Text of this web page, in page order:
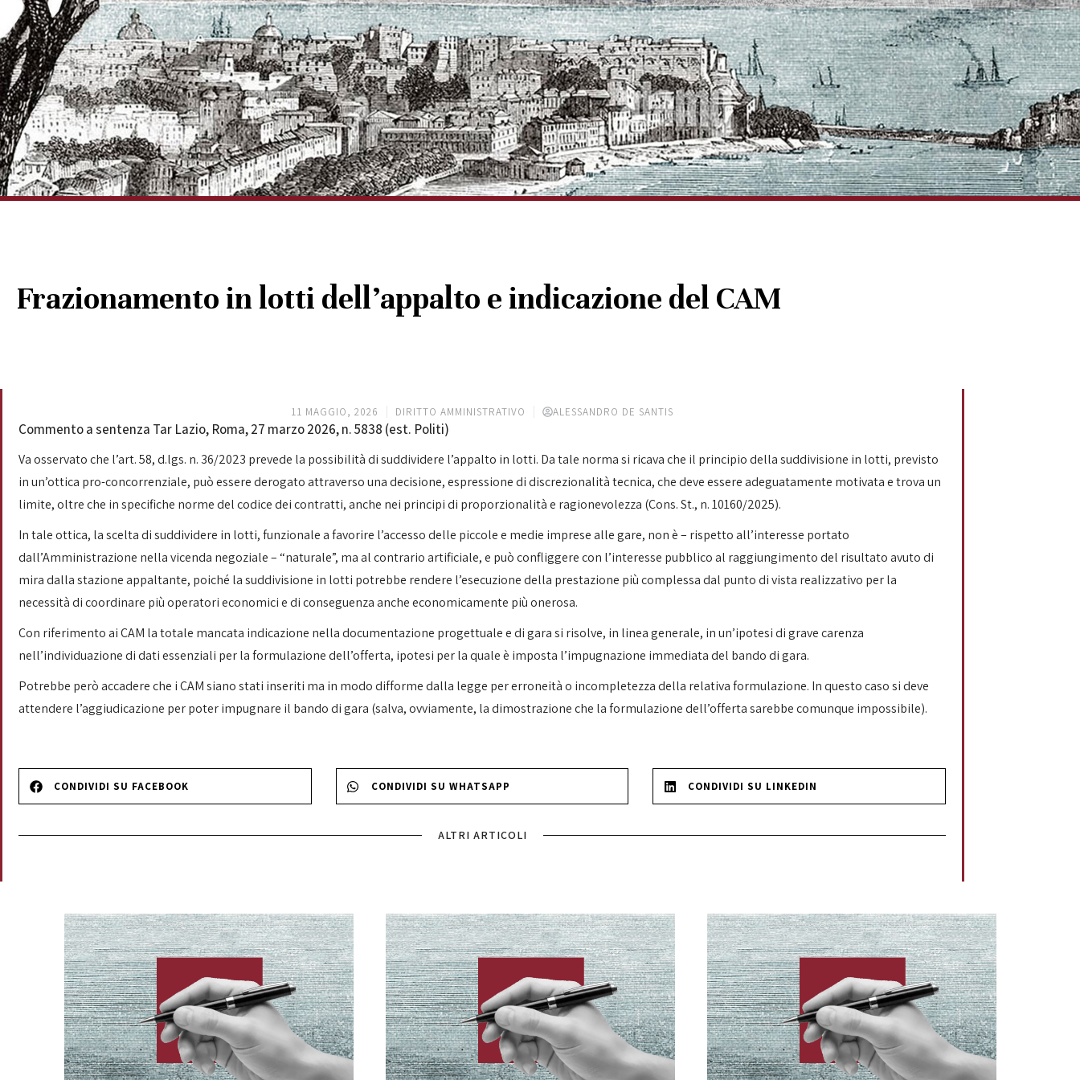
Frazionamento in lotti dell’appalto e indicazione del CAM
11 MAGGIO, 2026 DIRITTO AMMINISTRATIVO ALESSANDRO DE SANTIS
Commento a sentenza Tar Lazio, Roma, 27 marzo 2026, n. 5838 (est. Politi)
Va osservato che l’art. 58, d.lgs. n. 36/2023 prevede la possibilità di suddividere l’appalto in lotti. Da tale norma si ricava che il principio della suddivisione in lotti, previsto
in un’ottica pro-concorrenziale, può essere derogato attraverso una decisione, espressione di discrezionalità tecnica, che deve essere adeguatamente motivata e trova un
limite, oltre che in specifiche norme del codice dei contratti, anche nei principi di proporzionalità e ragionevolezza (Cons. St., n. 10160/2025).
In tale ottica, la scelta di suddividere in lotti, funzionale a favorire l’accesso delle piccole e medie imprese alle gare, non è – rispetto all’interesse portato
dall’Amministrazione nella vicenda negoziale – “naturale”, ma al contrario artificiale, e può confliggere con l’interesse pubblico al raggiungimento del risultato avuto di
mira dalla stazione appaltante, poiché la suddivisione in lotti potrebbe rendere l’esecuzione della prestazione più complessa dal punto di vista realizzativo per la
necessità di coordinare più operatori economici e di conseguenza anche economicamente più onerosa.
Con riferimento ai CAM la totale mancata indicazione nella documentazione progettuale e di gara si risolve, in linea generale, in un’ipotesi di grave carenza
nell’individuazione di dati essenziali per la formulazione dell’offerta, ipotesi per la quale è imposta l’impugnazione immediata del bando di gara.
Potrebbe però accadere che i CAM siano stati inseriti ma in modo difforme dalla legge per erroneità o incompletezza della relativa formulazione. In questo caso si deve
attendere l’aggiudicazione per poter impugnare il bando di gara (salva, ovviamente, la dimostrazione che la formulazione dell’offerta sarebbe comunque impossibile).
CONDIVIDI SU FACEBOOK CONDIVIDI SU WHATSAPP CONDIVIDI SU LINKEDIN
ALTRI ARTICOLI